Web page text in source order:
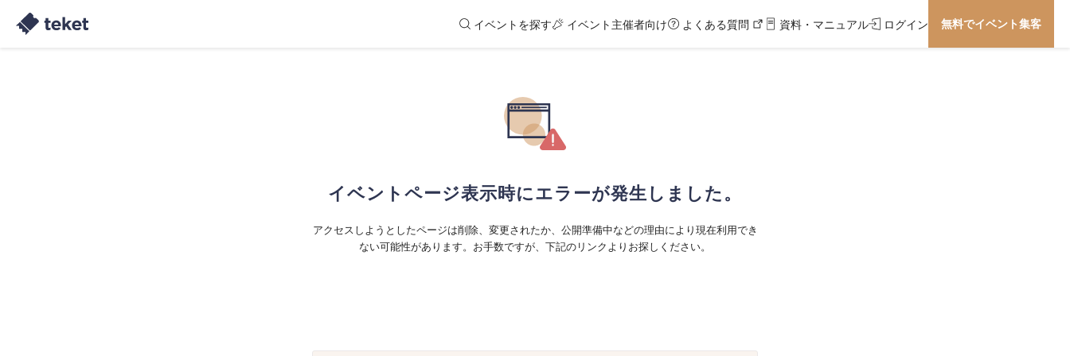
イベントを探す イベント主催者向け よくある質問 資料・マニュアル ログイン 無料でイベント集客
イベントページ表示時にエラーが発生しました。
アクセスしようとしたページは削除、変更されたか、公開準備中などの理由により現在利用でき
ない可能性があります。お手数ですが、下記のリンクよりお探しください。